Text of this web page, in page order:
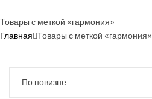
Товары с меткой «гармония»
Главная Товары с меткой «гармония»